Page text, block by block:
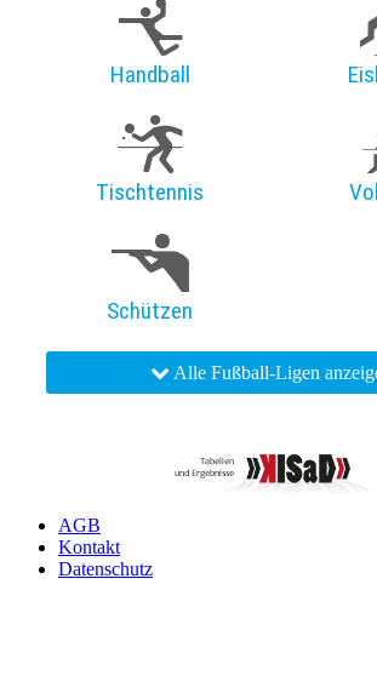
Handball
Tischtennis
Schützen
Alle Fußball-Ligen
AGB
Kontakt
Datenschutz